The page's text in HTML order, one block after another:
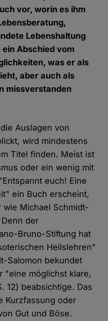
vor, worin es ihm
Lebenshaltung
Abschied vom
was er als
aber auch als
missverstanden
Auslagen von
wird mindestens
Titel finden. Meist ist
oder ein wenig mit
euch! Eine
ein Buch erscheint,
wie Michael Schmidt-
der
Bruno-Stiftung hat
Heilslehren"
Salomon bekundet
"eine möglichst klare,
12) beabsichtige. Das
Kurzfassung oder
Gut und Böse.